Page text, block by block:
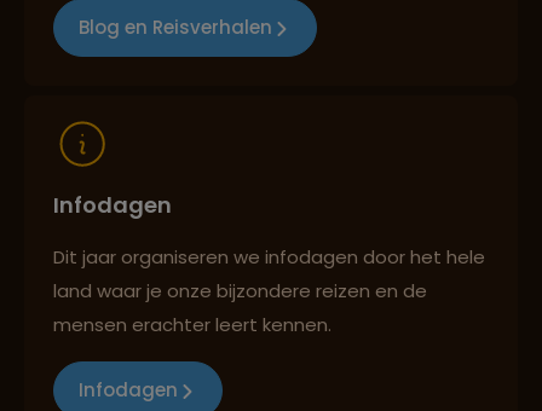
Blog en Reisverhalen
Infodagen
Dit jaar organiseren we infodagen door het hele
land waar je onze bijzondere reizen en de
mensen erachter leert kennen.
Infodagen